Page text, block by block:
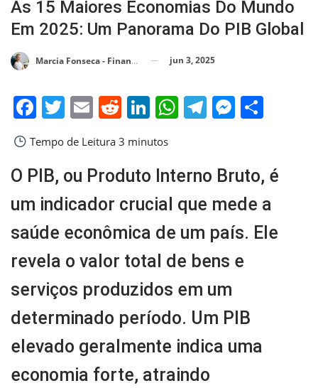
As 15 Maiores Economias Do Mundo
Em 2025: Um Panorama Do PIB Global
Marcia Fonseca - Financial Consultant jun 3, 2025
Facebook
Twitter
EmailReddit
LinkedIn
WhatsApp
Telegram
Tempo de Leitura 3 minutos
O PIB, ou Produto Interno Bruto, é
um indicador crucial que mede a
saúde econômica de um país. Ele
revela o valor total de bens e
serviços produzidos em um
determinado período. Um PIB
elevado geralmente indica uma
economia forte, atraindo